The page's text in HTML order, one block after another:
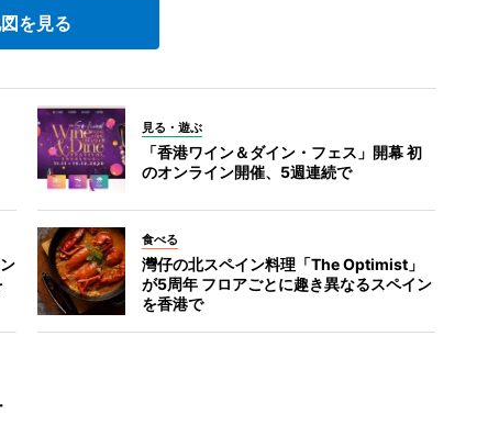
を見る
見る・遊ぶ
「香港ワイン＆ダイン・フェス」開幕 初
のオンライン開催、5週連続で
食べる
灣仔の北スペイン料理「The Optimist」
が5周年 フロアごとに趣き異なるスペイン
を香港で